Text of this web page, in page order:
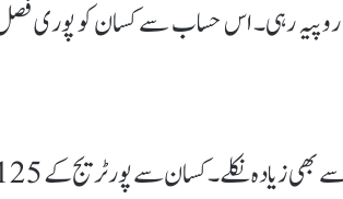
ایک روپیہ رہی۔ اس حساب سے کسان کو پوری
دوسری جانب منڈی تک پیاز پہنچانے اور فروخت کے مختلف اخراجات اس آمدنی سے بھی